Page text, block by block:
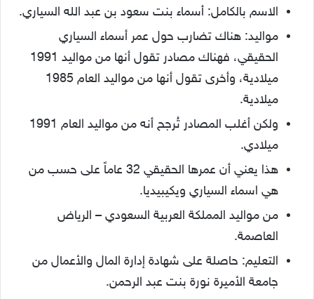
الاسم بالكامل: أسماء بنت سعود بن عبد الله السياري.
مواليد: هناك تضارب حول عمر أسماء السياري
الحقيقي، فهناك مصادر تقول أنها من مواليد 1991
ميلادية، وأخرى تقول أنها من مواليد العام 1985
ميلادية.
ولكن أغلب المصادر تُرجح أنه من مواليد العام 1991
ميلادي.
هذا يعني أن عمرها الحقيقي 32 عاماً على حسب من
هي اسماء السياري ويكيبيديا.
من مواليد المملكة العربية السعودي – الرياض
العاصمة.
التعليم: حاصلة على شهادة إدارة المال والأعمال من
جامعة الأميرة نورة بنت عبد الرحمن.